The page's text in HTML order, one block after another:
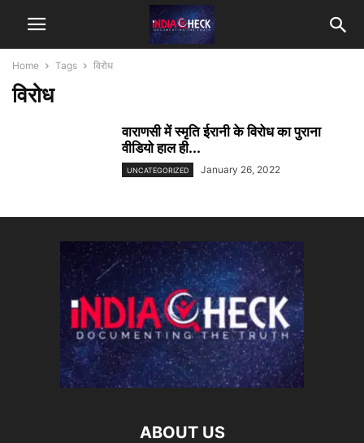
Home Tags विरोध
विरोध
वाराणसी में स्मृति ईरानी के विरोध का पुराना
वीडियो हाल ही...
UNCATEGORIZED January 26, 2022
ABOUT US